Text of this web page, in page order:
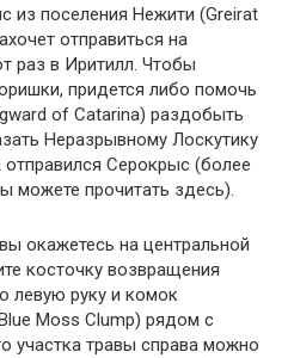
из поселения Нежити (Greirat
отправиться на
раз в Иритилл. Чтобы
придется либо помочь
of Catarina) раздобыть
Неразрывному Лоскутику
отправился Серокрыс (более
можете прочитать здесь).
окажетесь на центральной
косточку возвращения
левую руку и комок
Moss Clump) рядом с
участка травы справа можно